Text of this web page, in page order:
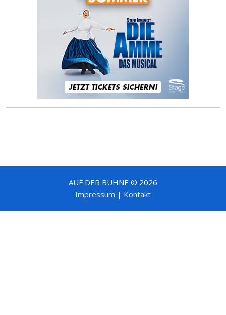
AUF DER BÜHNE © 2026
Impressum | Kontakt